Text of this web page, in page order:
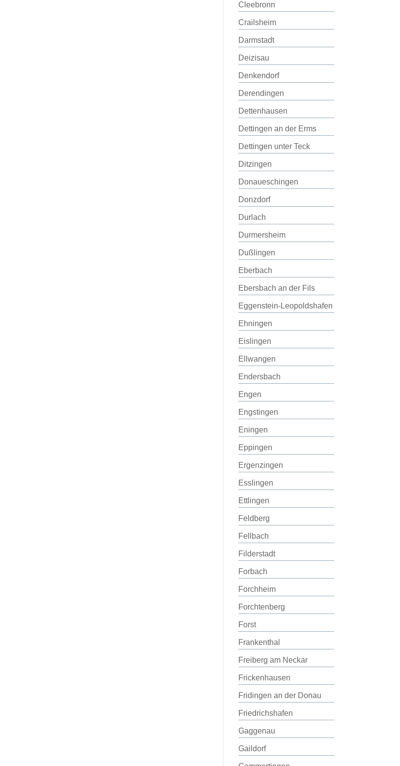
Cleebronn
Crailsheim
Darmstadt
Deizisau
Denkendorf
Derendingen
Dettenhausen
Dettingen an der Erms
Dettingen unter Teck
Ditzingen
Donaueschingen
Donzdorf
Durlach
Durmersheim
Dußlingen
Eberbach
Ebersbach an der Fils
Eggenstein-Leopoldshafen
Ehningen
Eislingen
Ellwangen
Endersbach
Engen
Engstingen
Eningen
Eppingen
Ergenzingen
Esslingen
Ettlingen
Feldberg
Fellbach
Filderstadt
Forbach
Forchheim
Forchtenberg
Forst
Frankenthal
Freiberg am Neckar
Frickenhausen
Fridingen an der Donau
Friedrichshafen
Gaggenau
Gaildorf